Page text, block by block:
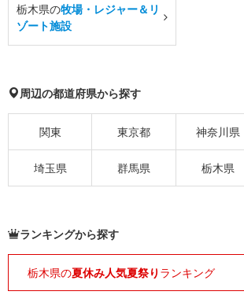
栃木県の牧場・レジャー＆リ
ゾート施設
周辺の都道府県から探す
関東 東京都 神奈川県
埼玉県 群馬県 栃木県
ランキングから探す
栃木県の夏休み人気夏祭り ランキング